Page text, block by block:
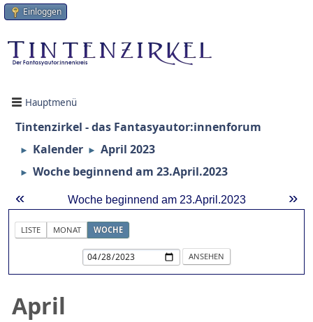
Einloggen
Hauptmenü
Tintenzirkel - das Fantasyautor:innenforum
► Kalender ► April 2023
► Woche beginnend am 23.April.2023
« »
Woche beginnend am 23.April.2023
LISTE MONAT WOCHE
April